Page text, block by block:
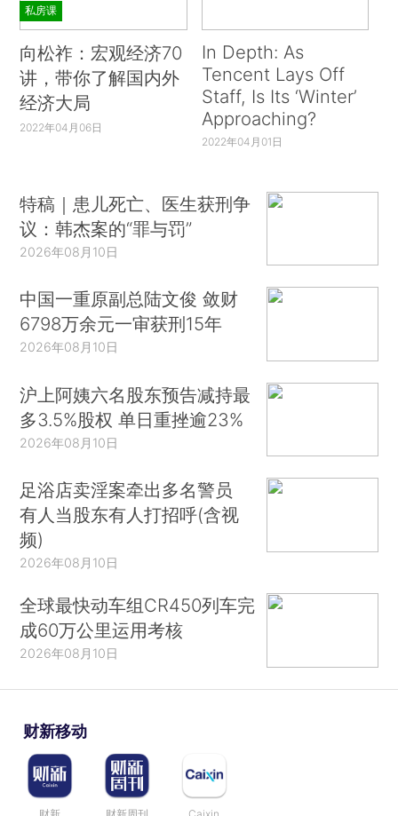
私房课
向松祚：宏观经济70
讲，带你了解国内外
经济大局
2022年04月06日
In Depth: As
Tencent Lays Off
Staff, Is Its ‘Winter’
Approaching?
2022年04月01日
特稿｜患儿死亡、医生获刑争
议：韩杰案的“罪与罚”
2026年08月10日
中国一重原副总陆文俊 敛财
6798万余元一审获刑15年
2026年08月10日
沪上阿姨六名股东预告减持最
多3.5%股权 单日重挫逾23%
2026年08月10日
足浴店卖淫案牵出多名警员
有人当股东有人打招呼(含视
频)
2026年08月10日
全球最快动车组CR450列车完
成60万公里运用考核
2026年08月10日
财新移动